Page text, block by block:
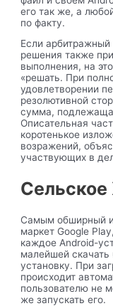
его так же, а
по факту.
Если арбитражный
решения также
выполнения, на
«решать. При
удовлетворении
резолютивной
сумма,
Описательная
коротенькое
возражений,
участвующих в
Сельское
Самым обширный
маркет Google
каждое Android-
малейшей скачать
установку. При
происходит
пользователю не
же запускать его.